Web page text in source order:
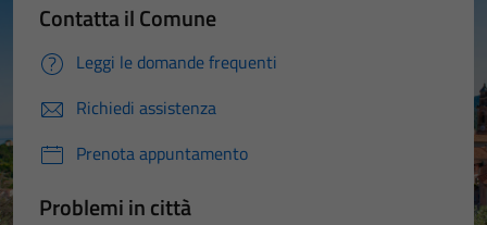
Contatta il Comune
Leggi le domande frequenti
Richiedi assistenza
Prenota appuntamento
Problemi in città